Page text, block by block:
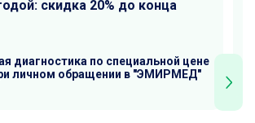
скидка 20% до конца
диагностика по специальной цене
личном обращении в "ЭМИРМЕД"